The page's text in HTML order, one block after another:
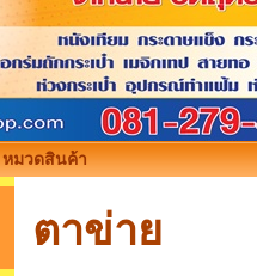
หมวดสินค้า
ตาข่าย